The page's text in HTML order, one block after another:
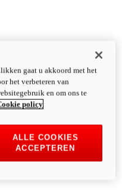
gaat u akkoord met het
het verbeteren van
en om ons te
policy
ALLE COOKIES
ACCEPTEREN